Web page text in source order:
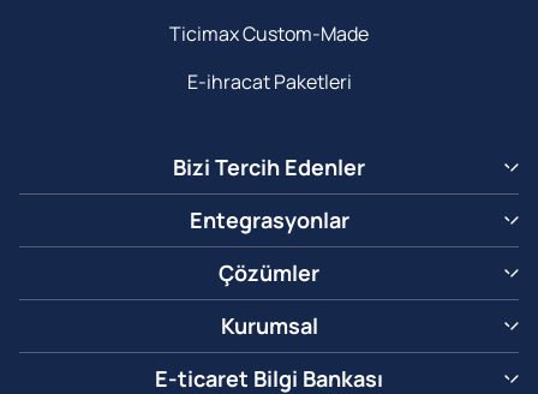
Ticimax Custom-Made
E-ihracat Paketleri
Bizi Tercih Edenler
Entegrasyonlar
Çözümler
Kurumsal
E-ticaret Bilgi Bankası